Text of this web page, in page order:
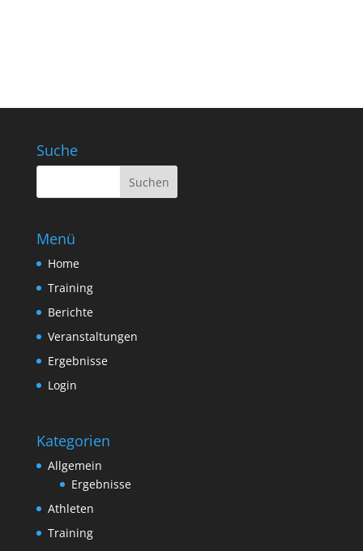
Suche
Menü
Home
Training
Berichte
Veranstaltungen
Ergebnisse
Login
Kategorien
Allgemein
Ergebnisse
Athleten
Training